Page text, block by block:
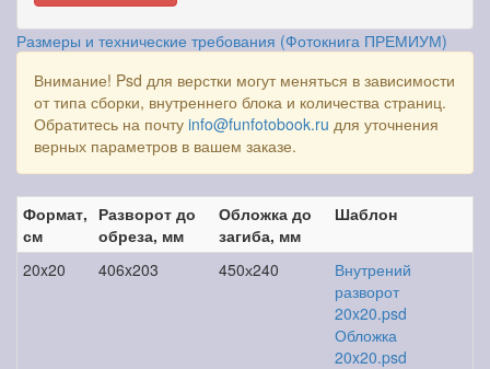
Размеры и технические требования (Фотокнига ПРЕМИУМ)
Внимание! Psd для верстки могут меняться в зависимости
от типа сборки, внутреннего блока и количества страниц.
Обратитесь на почту info@funfotobook.ru для уточнения
верных параметров в вашем заказе.
Формат,
см
Разворот до
обреза, мм
Обложка до
загиба, мм
Шаблон
20x20 406x203 450х240
Внутрений
разворот
20x20.psd
Обложка
20x20.psd